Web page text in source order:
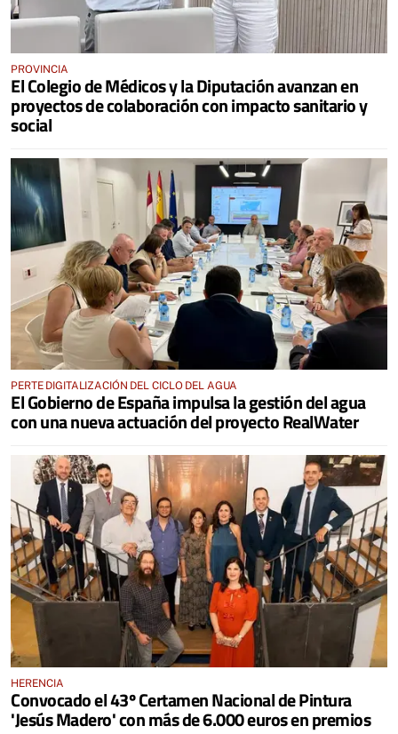
PROVINCIA
El Colegio de Médicos y la Diputación avanzan en
proyectos de colaboración con impacto sanitario y
social
PERTE DIGITALIZACIÓN DEL CICLO DEL AGUA
El Gobierno de España impulsa la gestión del agua
con una nueva actuación del proyecto RealWater
HERENCIA
Convocado el 43º Certamen Nacional de Pintura
'Jesús Madero' con más de 6.000 euros en premios